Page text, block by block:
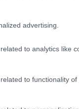
advertising.
to analytics like
to functionality of
saídas
. Esse resultado é
dos investidores
investidores?